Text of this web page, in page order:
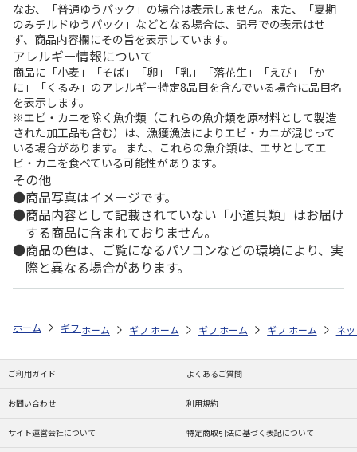
なお、「普通ゆうパック」の場合は表示しません。また、「夏期
のみチルドゆうパック」などとなる場合は、記号での表示はせ
ず、商品内容欄にその旨を表示しています。
アレルギー情報について
商品に「小麦」「そば」「卵」「乳」「落花生」「えび」「か
に」「くるみ」のアレルギー特定8品目を含んでいる場合に品目名
を表示します。
※エビ・カニを除く魚介類（これらの魚介類を原材料として製造
された加工品も含む）は、漁獲漁法によりエビ・カニが混じって
いる場合があります。 また、これらの魚介類は、エサとしてエ
ビ・カニを食べている可能性があります。
その他
商品写真はイメージです。
商品内容として記載されていない「小道具類」はお届け
する商品に含まれておりません。
商品の色は、ご覧になるパソコンなどの環境により、実
際と異なる場合があります。
ホーム ギフトストア お中元・夏ギフト特集 2026 ハム・お肉 ＜
ホーム ギフトストア お中元・夏ギフト特集 2026
ホーム ギフトストア お中元・夏ギフト
ホーム ギフトストア お
ホーム ネ
ご利用ガイド よくあるご質問
お問い合わせ 利用規約
サイト運営会社について 特定商取引法に基づく表記について